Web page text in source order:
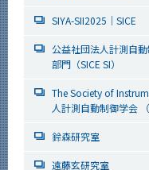
SIYA-SII2025｜SICE
公益社団法人計測自
部門（SICE SI）
The Society of
人計測自動制御学会 （
鈴森研究室
遠藤玄研究室